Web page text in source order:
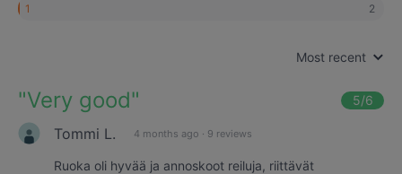
1 2
Most recent
"Very good" 5/6
Tommi L. 4 months ago · 9 reviews
Ruoka oli hyvää ja annoskoot reiluja, riittävät